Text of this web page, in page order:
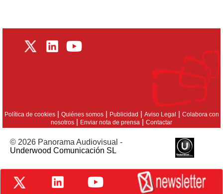
Política de cookies| Quiénes somos| Publicidad | Aviso Legal | Colabora con
nosotros | Enviar nota de prensa | Contactar
© 2026 Panorama Audiovisual -
Underwood Comunicación SL